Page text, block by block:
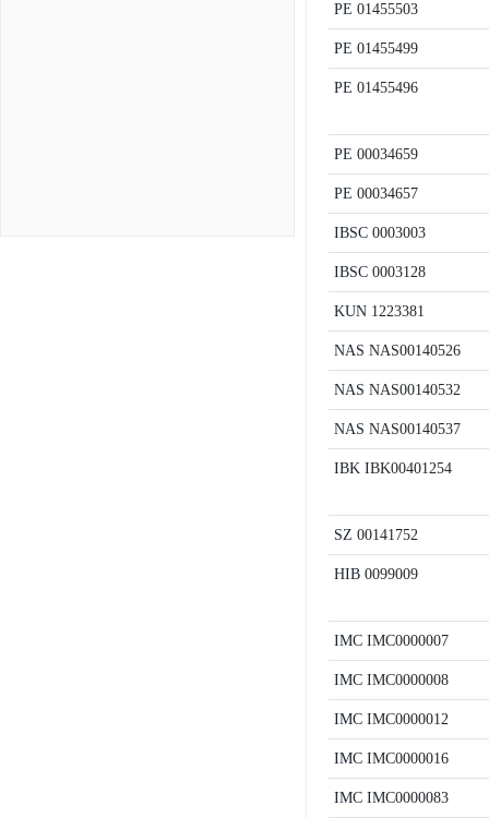
PE 01455503
PE 01455499
PE 01455496
PE 00034659
PE 00034657
IBSC 0003003
IBSC 0003128
KUN 1223381
NAS NAS00140526
NAS NAS00140532
NAS NAS00140537
IBK IBK00401254
SZ 00141752
HIB 0099009
IMC IMC0000007
IMC IMC0000008
IMC IMC0000012
IMC IMC0000016
IMC IMC0000083